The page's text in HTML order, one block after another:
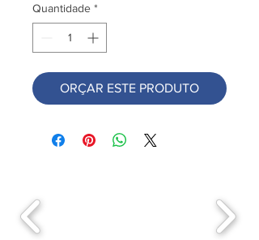
Quantidade *
ORÇAR ESTE PRODUTO